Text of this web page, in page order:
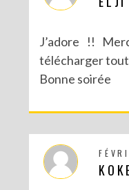
J’adore !!
télécharger tout
Bonne soirée